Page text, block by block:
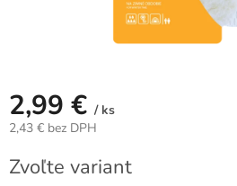
2,99 € / ks
2,43 € bez DPH
cena:
Zvoľte variant